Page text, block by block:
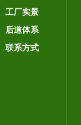
工厂实景
后道体系
联系方式